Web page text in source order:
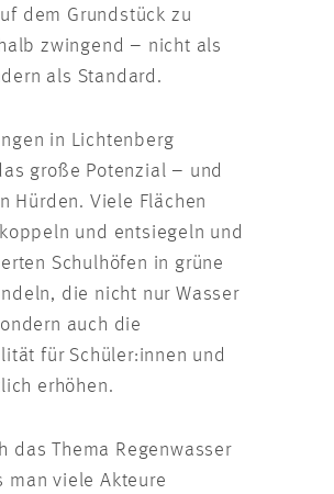
dem Grundstück zu
zwingend – nicht als
als Standard.
in Lichtenberg
große Potenzial – und
Hürden. Viele Flächen
und entsiegeln und
Schulhöfen in grüne
die nicht nur Wasser
auch die
für Schüler:innen und
erhöhen.
das Thema Regenwasser
man viele Akteure